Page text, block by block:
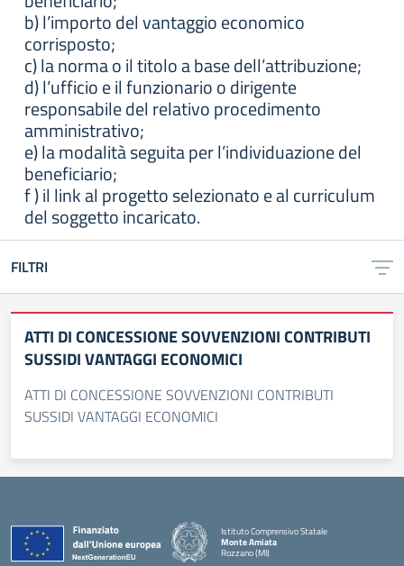
b) l’importo del vantaggio economico
corrisposto;
c) la norma o il titolo a base dell’attribuzione;
d) l’ufficio e il funzionario o dirigente
responsabile del relativo procedimento
amministrativo;
e) la modalità seguita per l’individuazione del
beneficiario;
f ) il link al progetto selezionato e al curriculum
del soggetto incaricato.
FILTRI
ATTI DI CONCESSIONE SOVVENZIONI CONTRIBUTI
SUSSIDI VANTAGGI ECONOMICI
ATTI DI CONCESSIONE SOVVENZIONI CONTRIBUTI
SUSSIDI VANTAGGI ECONOMICI
Istituto Comprensivo Statale
Monte Amiata
Rozzano (MI)